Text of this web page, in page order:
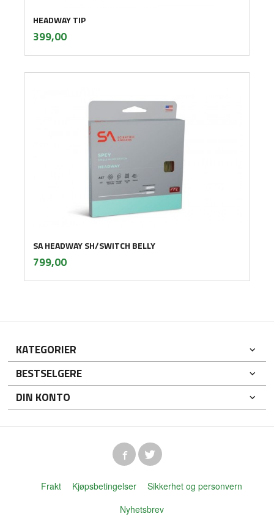
HEADWAY TIP
Pris
399,00mva.
SA HEADWAY SH/SWITCH BELLY
Pris
799,00mva.
KATEGORIER
BESTSELGERE
DIN KONTO
Frakt Kjøpsbetingelser
Sikkerhet og personvern
Nyhetsbrev